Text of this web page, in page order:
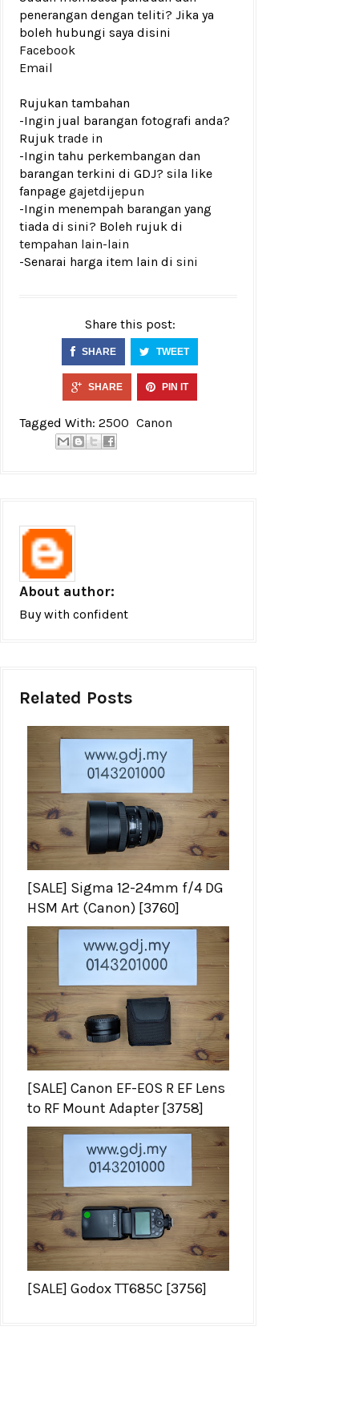
penerangan dengan teliti? Jika ya
boleh hubungi saya disini
Facebook
Email
Rujukan tambahan
-Ingin jual barangan fotografi anda?
Rujuk trade in
-Ingin tahu perkembangan dan
barangan terkini di GDJ? sila like
fanpage gajetdijepun
-Ingin menempah barangan yang
tiada di sini? Boleh rujuk di
tempahan lain-lain
-Senarai harga item lain di sini
Share this post:
SHARE TWEET
SHARE PIN IT
Tagged With: 2500 Canon
About author:
Buy with confident
Related Posts
[SALE] Sigma 12-24mm f/4 DG
HSM Art (Canon) [3760]
[SALE] Canon EF-EOS R EF Lens
to RF Mount Adapter [3758]
[SALE] Godox TT685C [3756]